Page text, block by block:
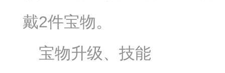
戴2件宝物。
宝物升级、技能